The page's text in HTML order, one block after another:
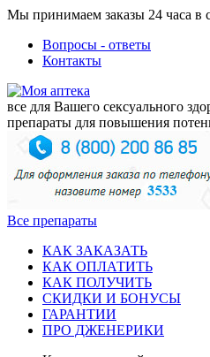
Мы принимаем заказы 24 часа в
Вопросы - ответы
Контакты
все для Вашего сексуального
препараты для повышения
Все препараты
КАК ЗАКАЗАТЬ
КАК ОПЛАТИТЬ
КАК ПОЛУЧИТЬ
СКИДКИ И БОНУСЫ
ГАРАНТИИ
ПРО ДЖЕНЕРИКИ